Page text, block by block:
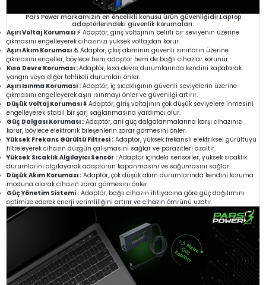
Pars Power markamızın en öncelikli konusu ürün güvenliğidir.Laptop
adaptörlerindeki güvenlik korumaları:
Aşırı Voltaj Koruması ⚡ Adaptör, giriş voltajının belirli bir seviyenin üzerine
çıkmasını engelleyerek cihazınızı yüksek voltajdan korur.
Aşırı Akım Koruması ⚠️Adaptör, çıkış akımının güvenli sınırların üzerine
çıkmasını engeller, böylece hem adaptör hem de bağlı cihazlar korunur.
Kısa Devre Koruması :Adaptör, kısa devre durumlarında kendini kapatarak
yangın veya diğer tehlikeli durumları önler.
Aşırı Isınma Koruması : Adaptör, iç sıcaklığının güvenli seviyelerin üzerine
çıkmasını engelleyerek aşırı ısınmayı önler ve güvenliği artırır.
Düşük Voltaj Koruması ⬇️ Adaptör, giriş voltajının çok düşük seviyelere inmesini
engelleyerek stabil bir şarj sağlanmasına yardımcı olur.
Güç Dalgası Koruması : Adaptör, ani güç dalgalanmalarına karşı cihazınızı
korur, böylece elektronik bileşenlerin zarar görmesini önler.
Yüksek Frekans Gürültü Filtresi : Adaptör, yüksek frekanslı elektriksel gürültüyü
filtreleyerek cihazın düzgün çalışmasını sağlar ve parazitleri azaltır.
Yüksek Sıcaklık Algılayıcı Sensör : Adaptör içindeki sensörler, yüksek sıcaklık
durumlarını algılayarak adaptörün kapanmasını ve soğumasını sağlar.
Düşük Akım Koruması : Adaptör, çok düşük akım durumlarında kendini koruma
moduna alarak cihazın zarar görmesini önler.
Güç Yönetim Sistemi : Adaptör, bağlı cihazın ihtiyacına göre güç dağılımını
optimize ederek enerji verimliliğini artırır ve cihazın ömrünü uzatır.